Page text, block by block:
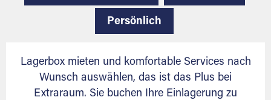
Persönlich
Lagerbox mieten und komfortable Services nach
Wunsch auswählen, das ist das Plus bei
Extraraum. Sie buchen Ihre Einlagerung zu